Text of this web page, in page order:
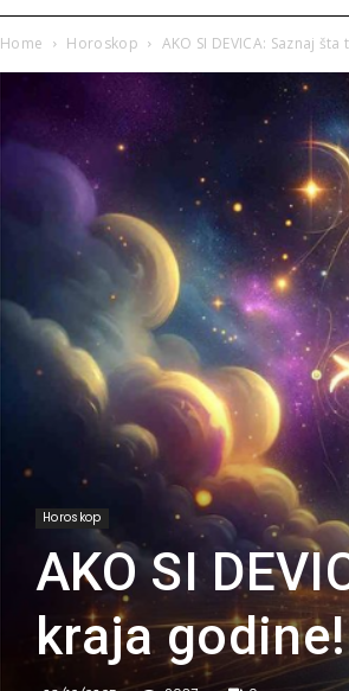
Home Horoskop AKO SI DEVICA: Saznaj
Horoskop
AKO SI
kraja godine!